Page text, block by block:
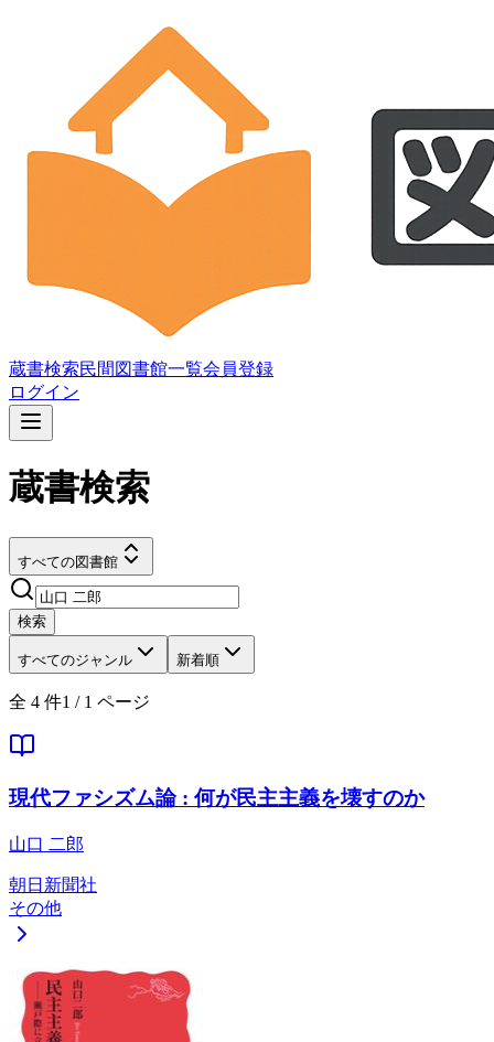
蔵書検索民間図書館一覧会員登録
ログイン
蔵書検索
すべての図書館
検索
すべてのジャンル 新着順
全 4 件1 / 1 ページ
現代ファシズム論 : 何が民主主義を壊すのか
山口 二郎
朝日新聞社
その他